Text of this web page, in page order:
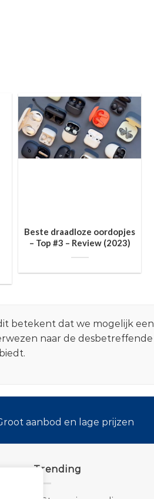
Beste draadloze oordopjes
– Top #3 – Review (2023)
betekent dat we mogelijk
naar de
aanbod en lage prijzen
Trending